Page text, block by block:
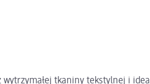
tkaniny tekstylnej i